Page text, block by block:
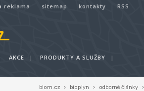
reklama sitemap kontakty RSS
AKCE | PRODUKTY A SLUŽBY
|
biom.cz › bioplyn › odborné články ›